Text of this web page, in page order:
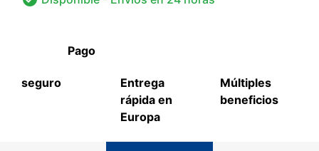
Pago
seguro
Entrega
rápida en
Europa
Múltiples
beneficios